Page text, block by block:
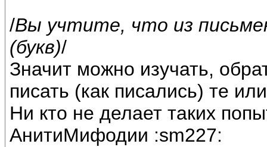
/Вы учтите, что из
(букв)/
Значит можно изучать,
писать (как писались) те
Ни кто не делает таких
АнитиМифодии :sm227: